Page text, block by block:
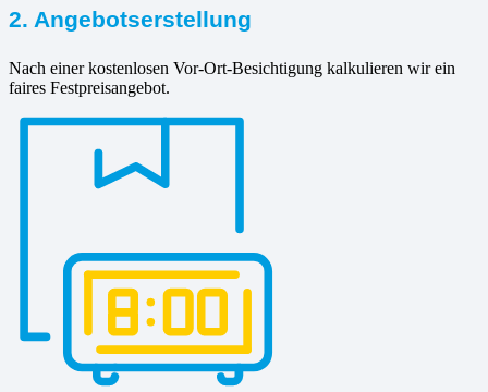
2. Angebotserstellung
Nach einer kostenlosen Vor-Ort-Besichtigung kalkulieren wir ein
faires Festpreisangebot.